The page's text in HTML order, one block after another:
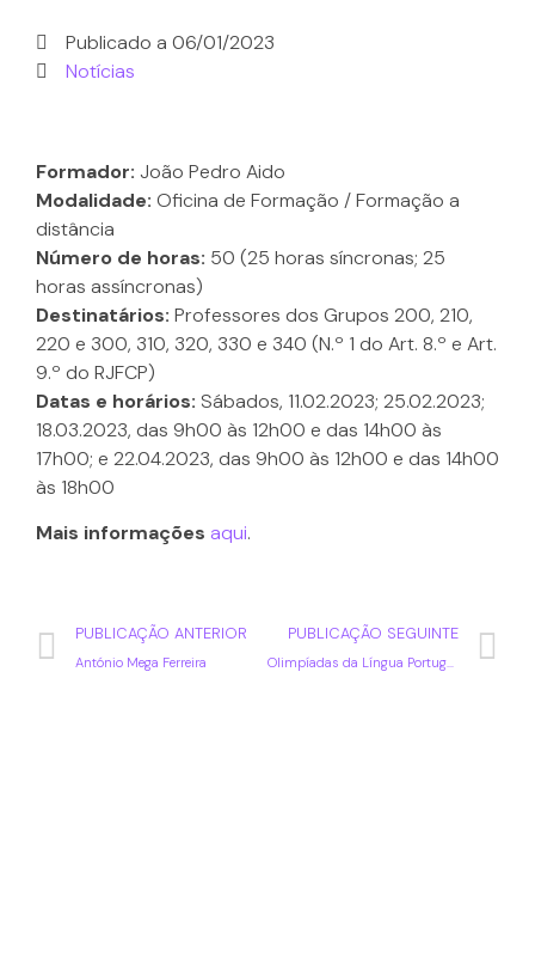
Publicado a 06/01/2023
Notícias
Formador: João Pedro Aido
Modalidade: Oficina de Formação / Formação a
distância
Número de horas: 50 (25 horas síncronas; 25
horas assíncronas)
Destinatários: Professores dos Grupos 200, 210,
220 e 300, 310, 320, 330 e 340 (N.º 1 do Art. 8.º e Art.
9.º do RJFCP)
Datas e horários: Sábados, 11.02.2023; 25.02.2023;
18.03.2023, das 9h00 às 12h00 e das 14h00 às
17h00; e 22.04.2023, das 9h00 às 12h00 e das 14h00
às 18h00
Mais informações aqui.
PUBLICAÇÃO ANTERIOR
António Mega Ferreira
PUBLICAÇÃO SEGUINTE
Olimpíadas da Língua Portuguesa